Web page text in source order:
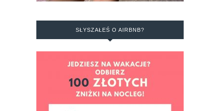
SŁYSZAŁEŚ O AIRBNB?